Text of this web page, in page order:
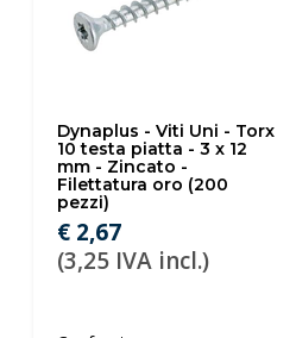
Dynaplus - Viti Uni - Torx
10 testa piatta - 3 x 12
mm - Zincato -
Filettatura oro (200
pezzi)
€ 2,67
(3,25 IVA incl.)